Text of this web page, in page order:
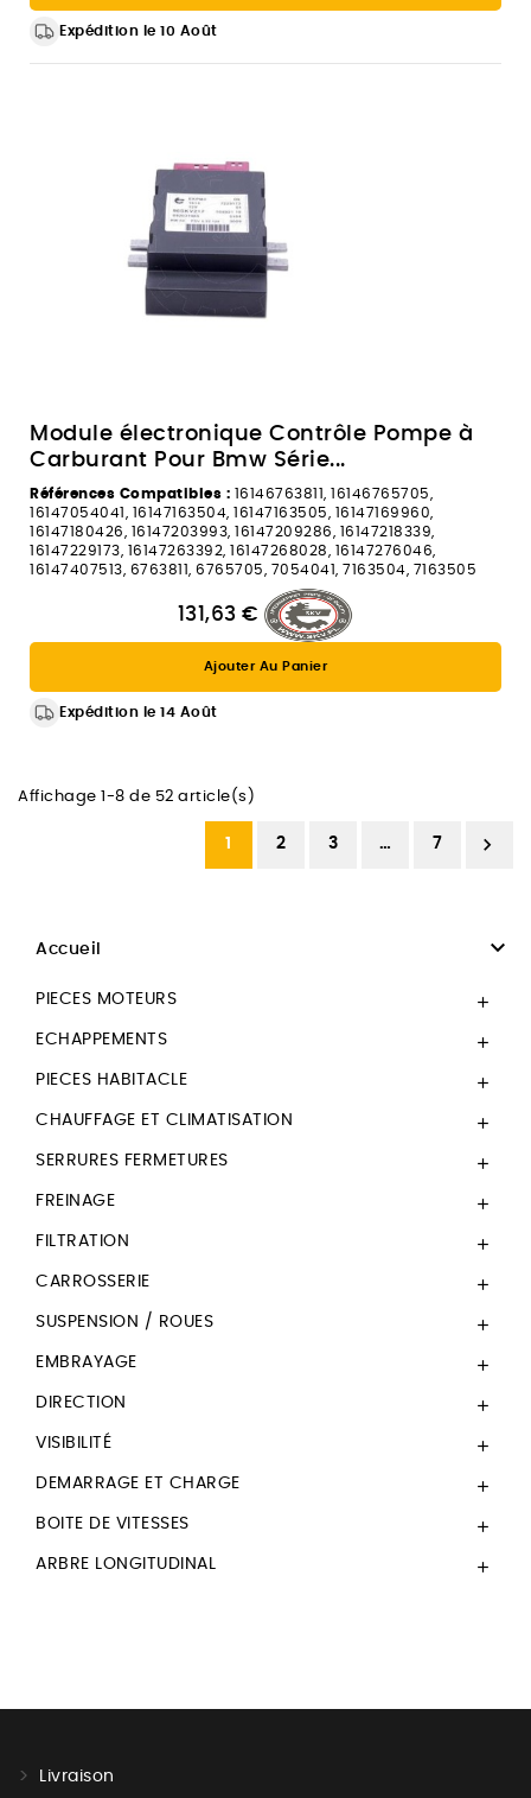
Expédition le 10 Août
Module électronique Contrôle Pompe à
Carburant Pour Bmw Série...
Références Compatibles : 16146763811, 16146765705,
16147054041, 16147163504, 16147163505, 16147169960,
16147180426, 16147203993, 16147209286, 16147218339,
16147229173, 16147263392, 16147268028, 16147276046,
16147407513, 6763811, 6765705, 7054041, 7163504, 7163505
131,63 €
Ajouter Au Panier
Expédition le 14 Août
Affichage 1-8 de 52 article(s)
1 2 3 … 7 
Accueil 
PIECES MOTEURS 
ECHAPPEMENTS 
PIECES HABITACLE 
CHAUFFAGE ET CLIMATISATION 
SERRURES FERMETURES 
FREINAGE 
FILTRATION 
CARROSSERIE 
SUSPENSION / ROUES 
EMBRAYAGE 
DIRECTION 
VISIBILITÉ 
DEMARRAGE ET CHARGE 
BOITE DE VITESSES 
ARBRE LONGITUDINAL 
Livraison